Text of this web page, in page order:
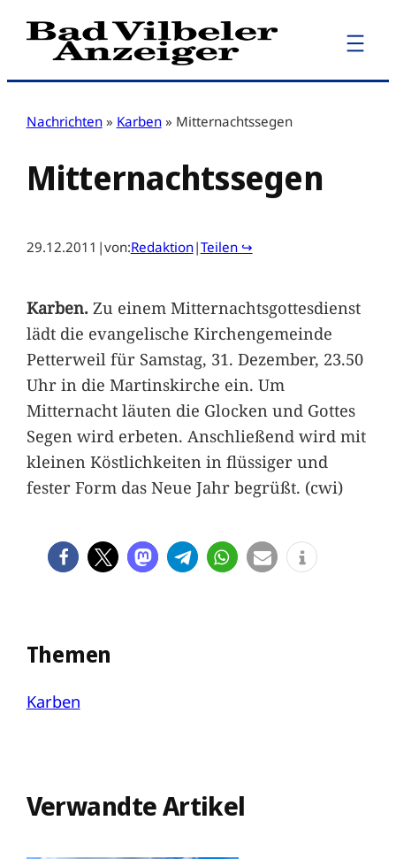
Zum
Inhalt
Nachrichten » Karben » Mitternachtssegen
Mitternachtssegen
29.12.2011 |von:Redaktion|Teilen ↪
Karben.Zu einem Mitternachtsgottesdienst
lädt die evangelische Kirchengemeinde
Petterweil für Samstag, 31. Dezember, 23.50
Uhr in die Martinskirche ein. Um
Mitternacht läuten die Glocken und Gottes
Segen wird erbeten. Anschließend wird mit
kleinen Köstlichkeiten in flüssiger und
fester Form das Neue Jahr begrüßt. (cwi)
Themen
Karben
Verwandte Artikel